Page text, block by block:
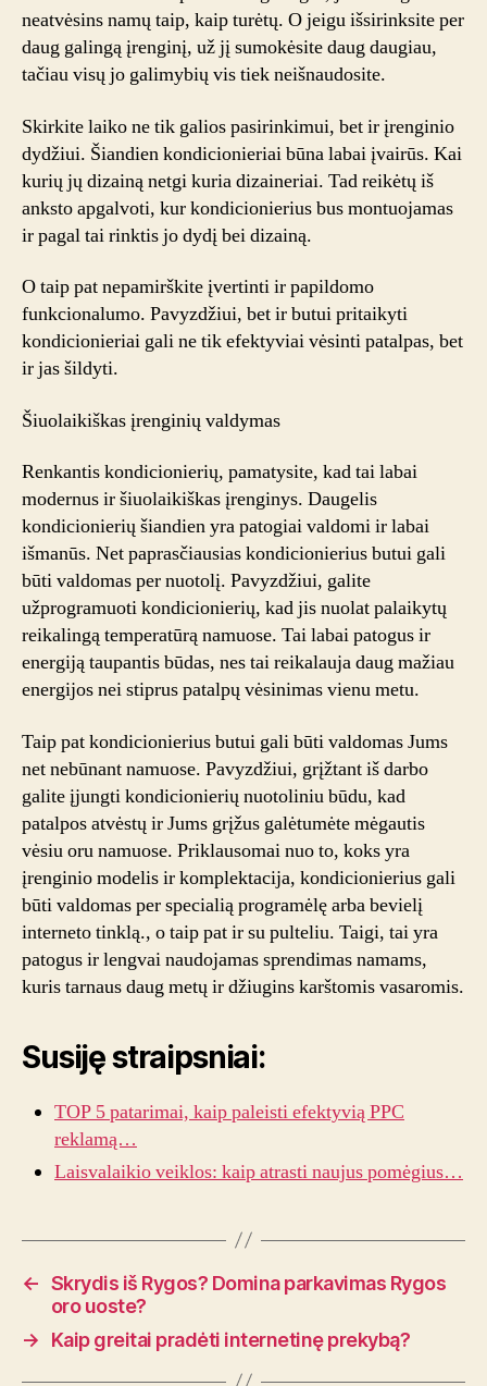
neatvėsins namų taip, kaip turėtų. O jeigu išsirinksite per
daug galingą įrenginį, už jį sumokėsite daug daugiau,
tačiau visų jo galimybių vis tiek neišnaudosite.
Skirkite laiko ne tik galios pasirinkimui, bet ir įrenginio
dydžiui. Šiandien kondicionieriai būna labai įvairūs. Kai
kurių jų dizainą netgi kuria dizaineriai. Tad reikėtų iš
anksto apgalvoti, kur kondicionierius bus montuojamas
ir pagal tai rinktis jo dydį bei dizainą.
O taip pat nepamirškite įvertinti ir papildomo
funkcionalumo. Pavyzdžiui, bet ir butui pritaikyti
kondicionieriai gali ne tik efektyviai vėsinti patalpas, bet
ir jas šildyti.
Šiuolaikiškas įrenginių valdymas
Renkantis kondicionierių, pamatysite, kad tai labai
modernus ir šiuolaikiškas įrenginys. Daugelis
kondicionierių šiandien yra patogiai valdomi ir labai
išmanūs. Net paprasčiausias kondicionierius butui gali
būti valdomas per nuotolį. Pavyzdžiui, galite
užprogramuoti kondicionierių, kad jis nuolat palaikytų
reikalingą temperatūrą namuose. Tai labai patogus ir
energiją taupantis būdas, nes tai reikalauja daug mažiau
energijos nei stiprus patalpų vėsinimas vienu metu.
Taip pat kondicionierius butui gali būti valdomas Jums
net nebūnant namuose. Pavyzdžiui, grįžtant iš darbo
galite įjungti kondicionierių nuotoliniu būdu, kad
patalpos atvėstų ir Jums grįžus galėtumėte mėgautis
vėsiu oru namuose. Priklausomai nuo to, koks yra
įrenginio modelis ir komplektacija, kondicionierius gali
būti valdomas per specialią programėlę arba bevielį
interneto tinklą., o taip pat ir su pulteliu. Taigi, tai yra
patogus ir lengvai naudojamas sprendimas namams,
kuris tarnaus daug metų ir džiugins karštomis vasaromis.
Susiję straipsniai:
TOP 5 patarimai, kaip paleisti efektyvią PPC
reklamą…
Laisvalaikio veiklos: kaip atrasti naujus pomėgius…
← Skrydis iš Rygos? Domina parkavimas Rygos
oro uoste?
→
Kaip greitai pradėti internetinę prekybą?